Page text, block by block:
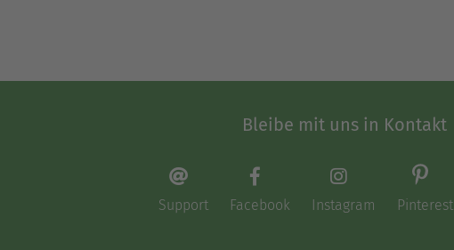
Bleibe mit uns in Kontakt
Support Facebook Instagram Pinterest